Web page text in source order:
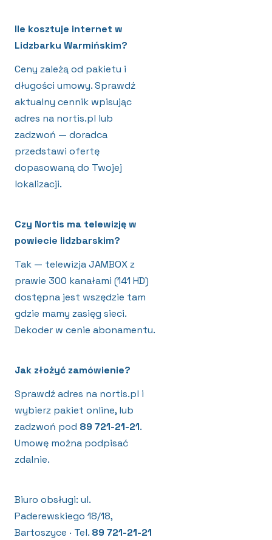
Ile kosztuje internet w
Lidzbarku Warmińskim?
Ceny zależą od pakietu i
długości umowy. Sprawdź
aktualny cennik wpisując
adres na nortis.pl lub
zadzwoń — doradca
przedstawi ofertę
dopasowaną do Twojej
lokalizacji.
Czy Nortis ma telewizję w
powiecie lidzbarskim?
Tak — telewizja JAMBOX z
prawie 300 kanałami (141 HD)
dostępna jest wszędzie tam
gdzie mamy zasięg sieci.
Dekoder w cenie abonamentu.
Jak złożyć zamówienie?
Sprawdź adres na nortis.pl i
wybierz pakiet online, lub
zadzwoń pod 89 721-21-21.
Umowę można podpisać
zdalnie.
Biuro obsługi: ul.
Paderewskiego 18/18,
Bartoszyce · Tel. 89 721-21-21